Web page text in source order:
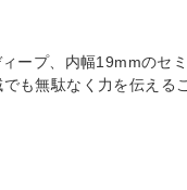
ープ、内幅19mmのセ
も無駄なく力を伝える